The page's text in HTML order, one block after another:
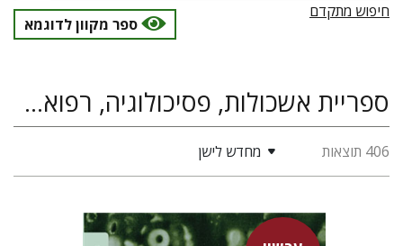
חיפוש מתקדם
ספר מקוון לדוגמא
ספריית אשכולות, פסיכולוגיה, רפואה ובריאות, סוציולוגיה ואנתרופולוגיה
406 תוצאות מחדש לישן